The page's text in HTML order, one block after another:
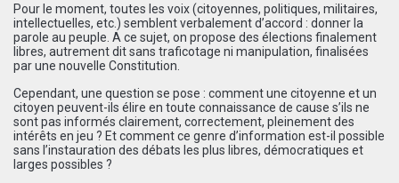
Pour le moment, toutes les voix (citoyennes, politiques, militaires,
intellectuelles, etc.) semblent verbalement d’accord : donner la
parole au peuple. A ce sujet, on propose des élections finalement
libres, autrement dit sans traficotage ni manipulation, finalisées
par une nouvelle Constitution.
Cependant, une question se pose : comment une citoyenne et un
citoyen peuvent-ils élire en toute connaissance de cause s’ils ne
sont pas informés clairement, correctement, pleinement des
intérêts en jeu ? Et comment ce genre d’information est-il possible
sans l’instauration des débats les plus libres, démocratiques et
larges possibles ?